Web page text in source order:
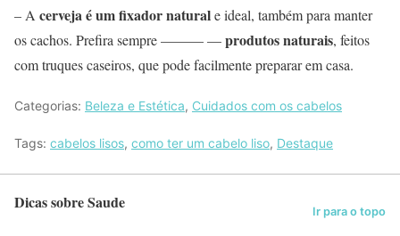
– A cerveja é um fixador naturale ideal, também para manter
os cachos. Prefira sempre ——— —produtos naturais, feitos
com truques caseiros, que pode facilmente preparar em casa.
Categorias: Beleza e Estética, Cuidados com os cabelos
Tags: cabelos lisos, como ter um cabelo liso, Destaque
Dicas sobre Saude Ir para o topo